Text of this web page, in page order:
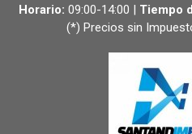
Horario: 09:00-14:00 | Tiempo
(*) Precios sin